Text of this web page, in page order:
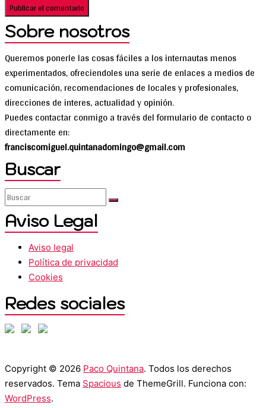
Sobre nosotros
Queremos ponerle las cosas fáciles a los internautas menos
experimentados, ofreciendoles una serie de enlaces a medios de
comunicación, recomendaciones de locales y profesionales,
direcciones de interes, actualidad y opinión.
Puedes contactar conmigo a través del formulario de contacto o
directamente en:
franciscomiguel.quintanadomingo@gmail.com
Buscar
Aviso Legal
Aviso legal
Política de privacidad
Cookies
Redes sociales
Copyright © 2026 Paco Quintana. Todos los derechos
reservados. Tema Spacious de ThemeGrill. Funciona con:
WordPress.